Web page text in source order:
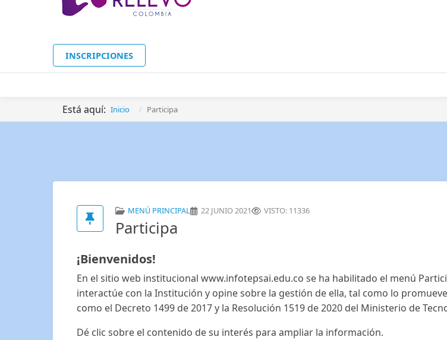
INSCRIPCIONES
Está aquí: Inicio Participa
MENÚ PRINCIPAL 22 JUNIO 2021 VISTO: 11336
Participa
¡Bienvenidos!
En el sitio web institucional www.infotepsai.edu.co se ha habilitado el menú
interactúe con la Institución y opine sobre la gestión de ella, tal como lo
como el Decreto 1499 de 2017 y la Resolución 1519 de 2020 del Ministerio de
Dé clic sobre el contenido de su interés para ampliar la información.